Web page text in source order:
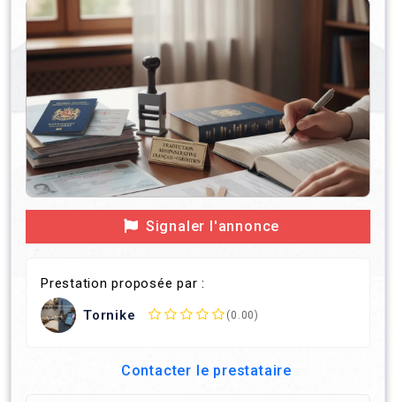
Signaler l'annonce
Prestation proposée par :
Tornike
(0.00)
Contacter le prestataire